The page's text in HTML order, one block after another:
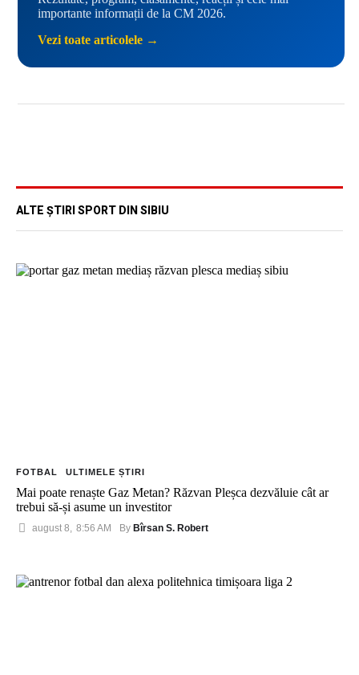
importante informații de la CM 2026.
Vezi toate articolele →
ALTE ȘTIRI SPORT DIN SIBIU
FOTBAL ULTIMELE ȘTIRI
Mai poate renaște Gaz Metan? Răzvan Pleșca dezvăluie cât ar
trebui să-și asume un investitor
august 8, 8:56 AM By Bîrsan S. Robert